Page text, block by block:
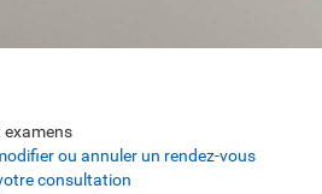
ou annuler un rendez-vous
consultation